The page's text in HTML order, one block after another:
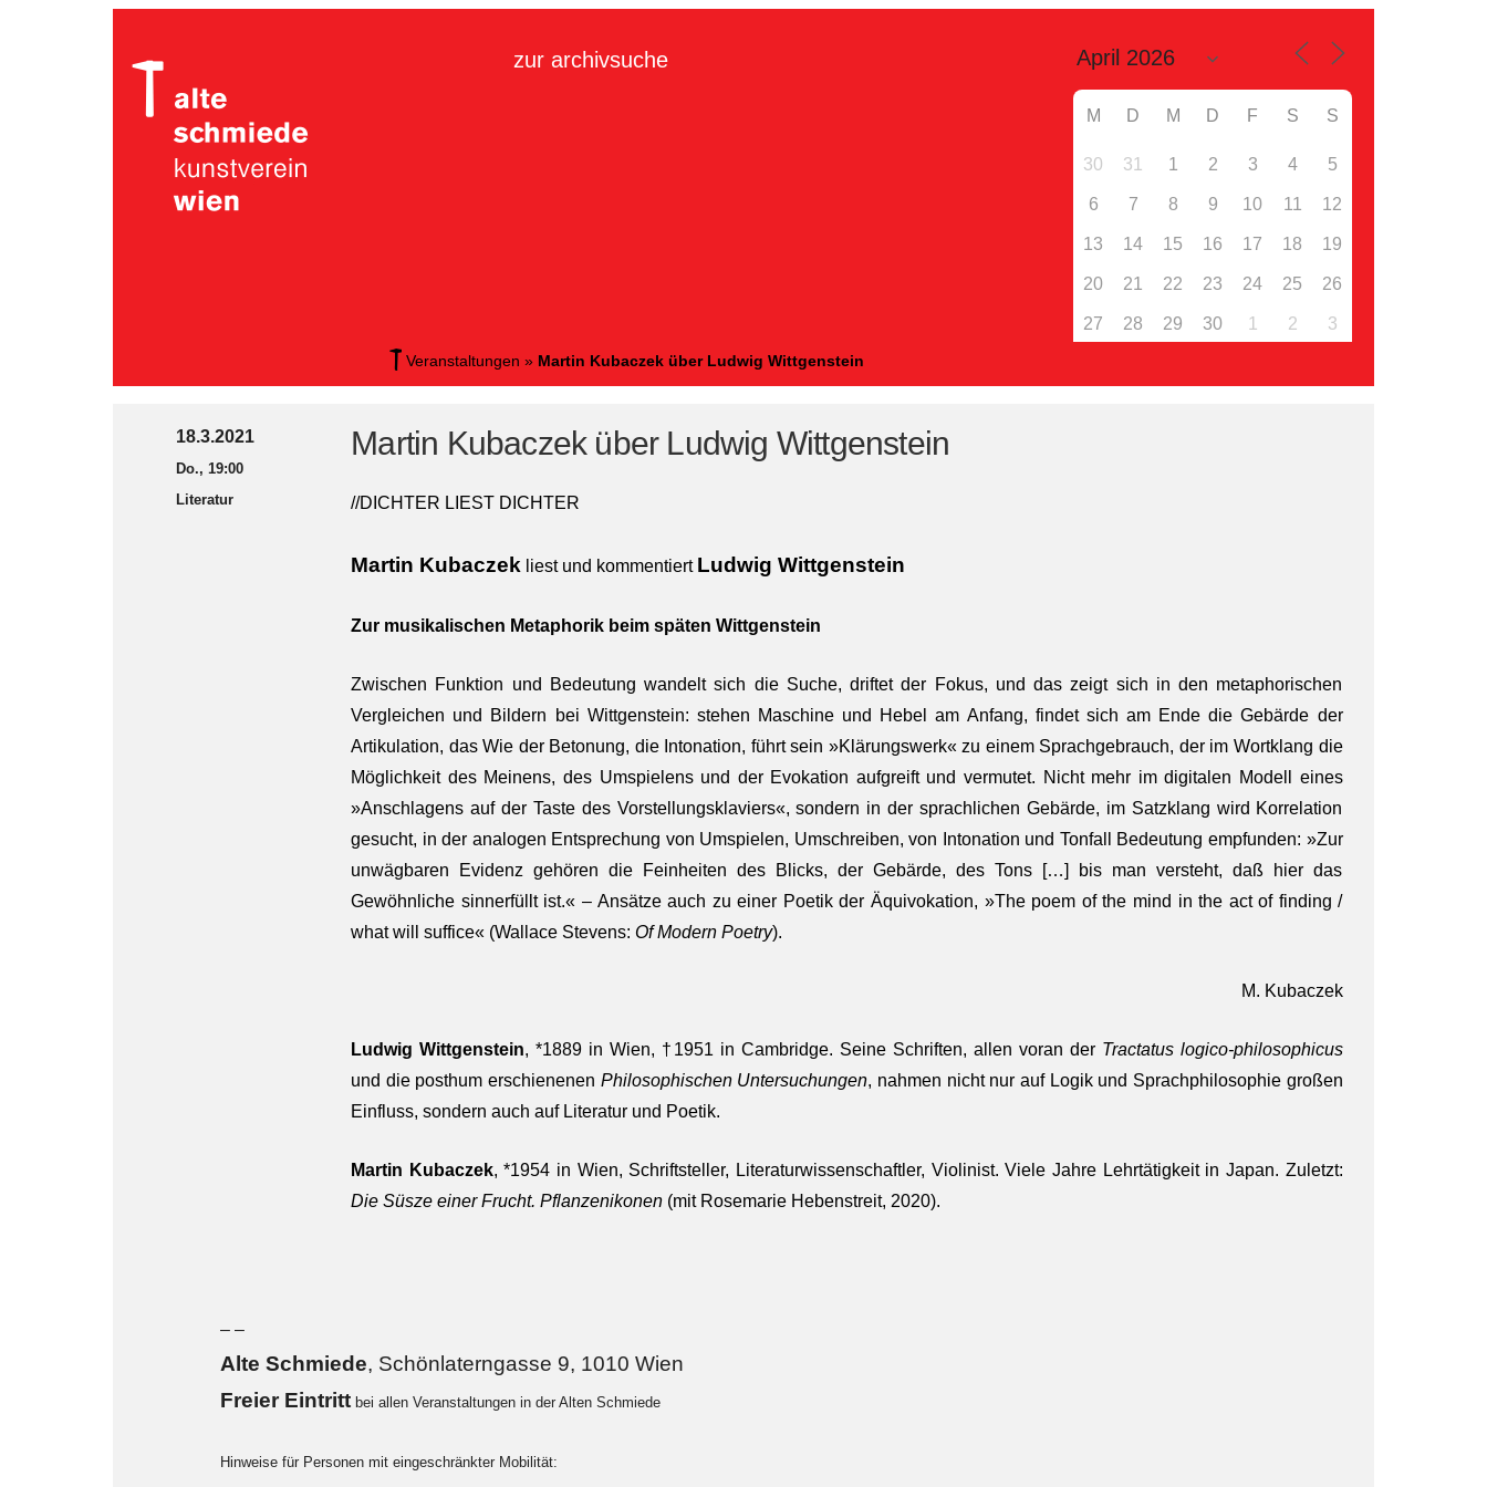
zur archivsuche
M D M D F S S
30 31 1 2 3 4 5
6 7 8 9 10 11 12
13 14 15 16 17 18 19
20 21 22 23 24 25 26
27 28 29 30 1 2 3
Veranstaltungen » Martin Kubaczek über Ludwig Wittgenstein
18.3.2021
Do., 19:00
Literatur
Martin Kubaczek über Ludwig Wittgenstein
//DICHTER LIEST DICHTER
Martin Kubaczek liest und kommentiert Ludwig Wittgenstein
Zur musikalischen Metaphorik beim späten Wittgenstein
Zwischen Funktion und Bedeutung wandelt sich die Suche, driftet der Fokus, und das zeigt sich in den metaphorischen
Vergleichen und Bildern bei Wittgenstein: stehen Maschine und Hebel am Anfang, findet sich am Ende die Gebärde der
Artikulation, das Wie der Betonung, die Intonation, führt sein »Klärungswerk« zu einem Sprachgebrauch, der im Wortklang die
Möglichkeit des Meinens, des Umspielens und der Evokation aufgreift und vermutet. Nicht mehr im digitalen Modell eines
»Anschlagens auf der Taste des Vorstellungsklaviers«, sondern in der sprachlichen Gebärde, im Satzklang wird Korrelation
gesucht, in der analogen Entsprechung von Umspielen, Umschreiben, von Intonation und Tonfall Bedeutung empfunden: »Zur
unwägbaren Evidenz gehören die Feinheiten des Blicks, der Gebärde, des Tons […] bis man versteht, daß hier das
Gewöhnliche sinnerfüllt ist.« – Ansätze auch zu einer Poetik der Äquivokation, »The poem of the mind in the act of finding /
what will suffice« (Wallace Stevens:Of Modern Poetry).
M. Kubaczek
Ludwig Wittgenstein, *1889 in Wien, †1951 in Cambridge. Seine Schriften, allen voran der Tractatus logico-philosophicus
und die posthum erschienenen Philosophischen Untersuchungen, nahmen nicht nur auf Logik und Sprachphilosophie großen
Einfluss, sondern auch auf Literatur und Poetik.
Martin Kubaczek, *1954 in Wien, Schriftsteller, Literaturwissenschaftler, Violinist. Viele Jahre Lehrtätigkeit in Japan. Zuletzt:
Die Süsze einer Frucht. Pflanzenikonen (mit Rosemarie Hebenstreit, 2020).
– –
Alte Schmiede, Schönlaterngasse 9, 1010 Wien
Freier Eintritt bei allen Veranstaltungen in der Alten Schmiede
Hinweise für Personen mit eingeschränkter Mobilität: